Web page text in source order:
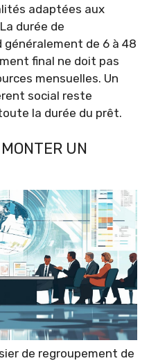
adaptées aux
durée de
de 6 à 48
final ne doit pas
mensuelles. Un
social reste
la durée du prêt.
UN
de regroupement de